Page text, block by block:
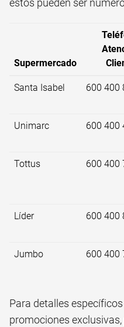
estos pueden ser
Supermercado
Santa Isabel 600 400
Unimarc 600 400
Tottus 600 400
Líder 600 400
Jumbo 600 400
Para detalles
promociones